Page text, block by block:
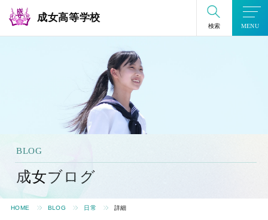
成女高等学校
検索 MENU
BLOG
成女ブログ
HOME BLOG 日常 詳細